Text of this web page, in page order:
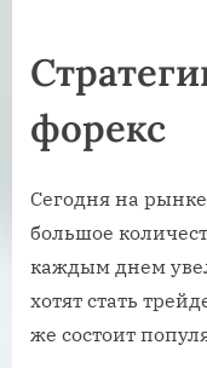
форекс
Сегодня на
большое
каждым днем
хотят стать
же состоит